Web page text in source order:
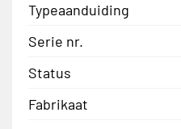
Typeaanduiding
Serie nr.
Status
Fabrikaat